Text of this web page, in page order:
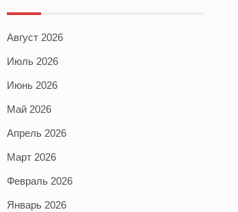
Август 2026
Июль 2026
Июнь 2026
Май 2026
Апрель 2026
Март 2026
Февраль 2026
Январь 2026